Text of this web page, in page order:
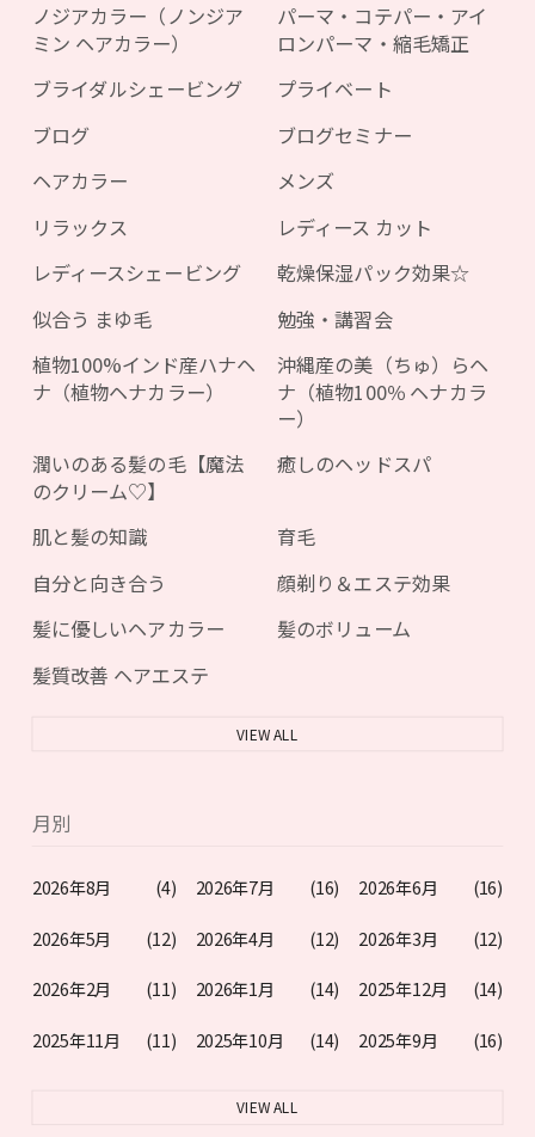
ノジアカラー（ノンジア
ミン ヘアカラー）
パーマ・コテパー・アイ
ロンパーマ・縮毛矯正
ブライダルシェービング
プライベート
ブログ
ブログセミナー
ヘアカラー
メンズ
リラックス
レディース カット
レディースシェービング
乾燥保湿パック効果☆
似合う まゆ毛
勉強・講習会
植物100%インド産ハナヘ
ナ（植物ヘナカラー）
沖縄産の美（ちゅ）らヘ
ナ（植物100％ ヘナカラ
ー）
潤いのある髪の毛【魔法
のクリーム♡】
癒しのヘッドスパ
肌と髪の知識
育毛
自分と向き合う
顔剃り＆エステ効果
髪に優しいヘアカラー
髪のボリューム
髪質改善 ヘアエステ
VIEW ALL
月別
2026年8月 (4) 2026年7月 (16) 2026年6月 (16)
2026年5月 (12) 2026年4月 (12) 2026年3月 (12)
2026年2月 (11) 2026年1月 (14) 2025年12月 (14)
2025年11月 (11) 2025年10月 (14) 2025年9月 (16)
VIEW ALL